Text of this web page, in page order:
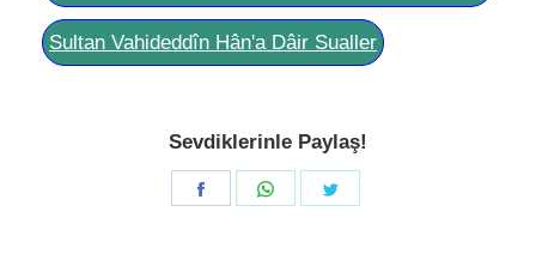
Sultan Vahideddîn Hân'a Dâir Sualler
Sevdiklerinle Paylaş!
Share
Share